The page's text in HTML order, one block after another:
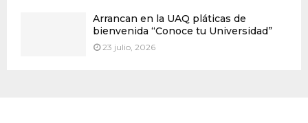
Arrancan en la UAQ pláticas de
bienvenida “Conoce tu Universidad”
23 julio, 2026